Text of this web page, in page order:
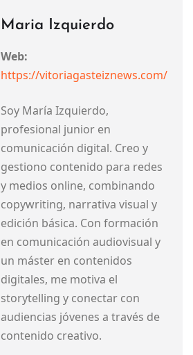
Maria Izquierdo
Web:
https://vitoriagasteiznews.com/
Soy María Izquierdo,
profesional junior en
comunicación digital. Creo y
gestiono contenido para redes
y medios online, combinando
copywriting, narrativa visual y
edición básica. Con formación
en comunicación audiovisual y
un máster en contenidos
digitales, me motiva el
storytelling y conectar con
audiencias jóvenes a través de
contenido creativo.